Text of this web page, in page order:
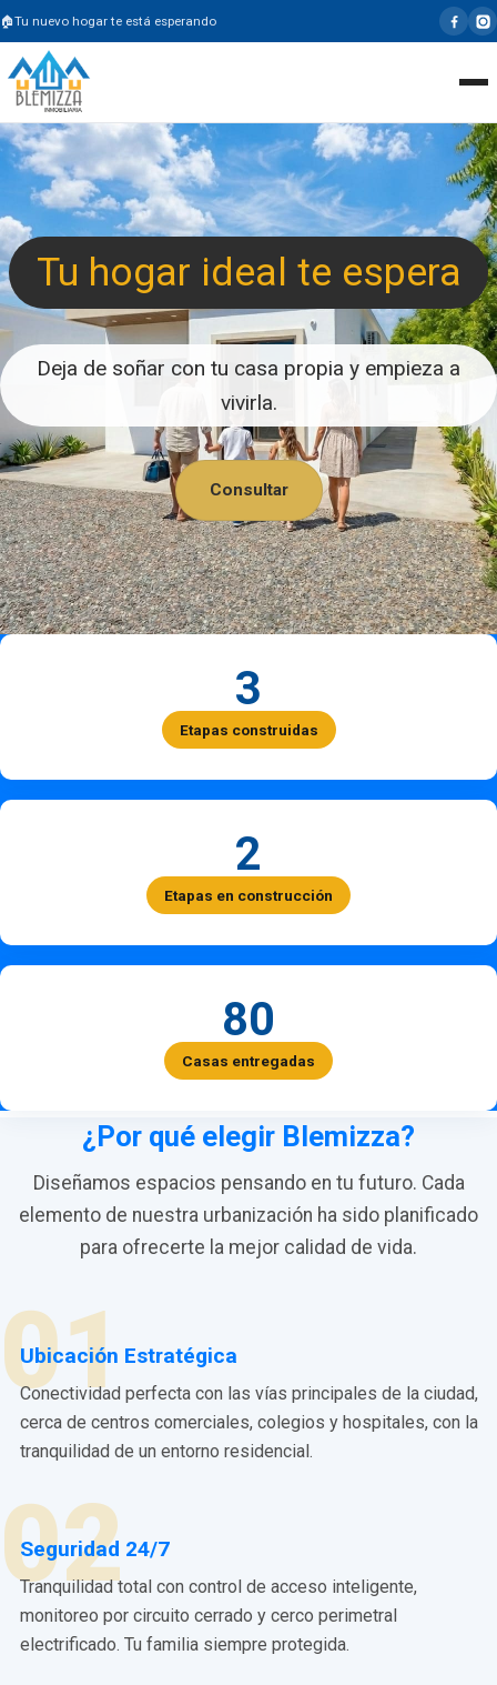
Tu nuevo hogar te está esperando
Tu hogar ideal te espera
Deja de soñar con tu casa propia y empieza a
vivirla.
Consultar
3
Etapas construidas
2
Etapas en construcción
80
Casas entregadas
¿Por qué elegir Blemizza?
Diseñamos espacios pensando en tu futuro. Cada
elemento de nuestra urbanización ha sido planificado
para ofrecerte la mejor calidad de vida.
01
Ubicación Estratégica
Conectividad perfecta con las vías principales de la ciudad,
cerca de centros comerciales, colegios y hospitales, con la
tranquilidad de un entorno residencial.
02
Seguridad 24/7
Tranquilidad total con control de acceso inteligente,
monitoreo por circuito cerrado y cerco perimetral
electrificado. Tu familia siempre protegida.